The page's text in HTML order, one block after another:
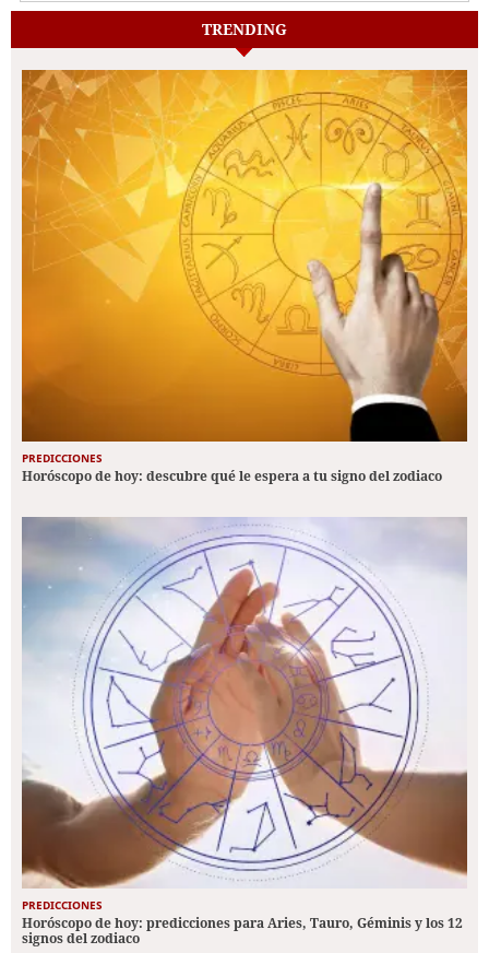
TRENDING
PREDICCIONES
Horóscopo de hoy: descubre qué le espera a tu signo del zodiaco
PREDICCIONES
Horóscopo de hoy: predicciones para Aries, Tauro, Géminis y los 12
signos del zodiaco